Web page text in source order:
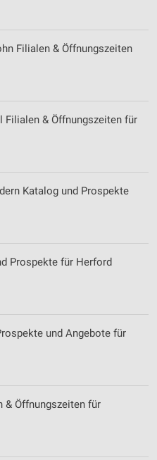
Filialen & Öffnungszeiten
Filialen & Öffnungszeiten für
Katalog und Prospekte
Prospekte für Herford
und Angebote für
& Öffnungszeiten für